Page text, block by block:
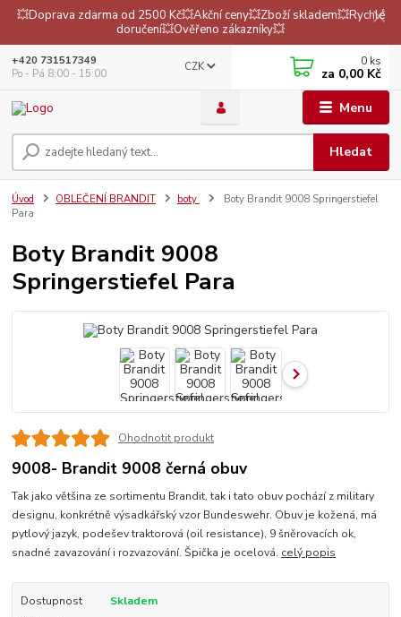
💥Doprava zdarma od 2500 Kč💥Akční ceny💥Zboží skladem💥Rychlé
doručení💥Ověřeno zákazníky💥
Menu
CZK
Hledat
+420 731517349
Po - Pá 8:00 - 15:00
0 ks
za 0,00 Kč
Úvod OBLEČENÍ BRANDIT boty
Boty Brandit 9008 Springerstiefel
Para
Boty Brandit 9008
Springerstiefel Para
Ohodnotit produkt
9008- Brandit 9008 černá obuv
Tak jako většina ze sortimentu Brandit, tak i tato obuv pochází z military
designu, konkrétně výsadkářský vzor Bundeswehr. Obuv je kožená, má
pytlový jazyk, podešev traktorová (oil resistance), 9 šněrovacích ok,
snadné zavazování i rozvazování. Špička je ocelová. celý popis
Dostupnost
Skladem